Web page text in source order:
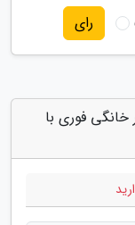
رای
خانگی فوری با